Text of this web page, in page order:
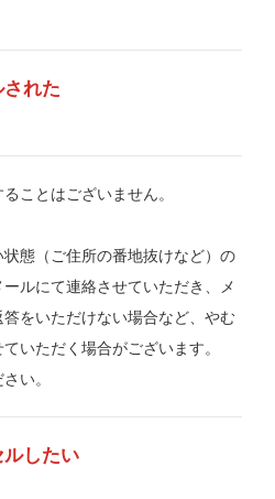
れた
ことはございません。
態（ご住所の番地抜けなど）の
ルにて連絡させていただき、メ
をいただけない場合など、やむ
いただく場合がございます。
い。
したい